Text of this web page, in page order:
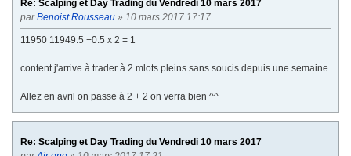
Re: Scalping et Day Trading du Vendredi 10 mars 2017
parBenoist Rousseau » 10 mars 2017 17:17
11950 11949.5 +0.5 x 2 = 1
content j'arrive à trader à 2 mlots pleins sans soucis depuis une semaine
Allez en avril on passe à 2 + 2 on verra bien ^^
Re: Scalping et Day Trading du Vendredi 10 mars 2017